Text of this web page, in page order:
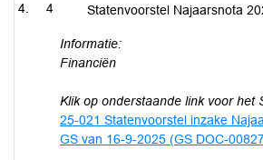
4 Statenvoorstel Najaarsnota
Informatie:
Financiën
Klik op onderstaande link voor het
25-021 Statenvoorstel inzake
GS van 16-9-2025 (GS DOC-